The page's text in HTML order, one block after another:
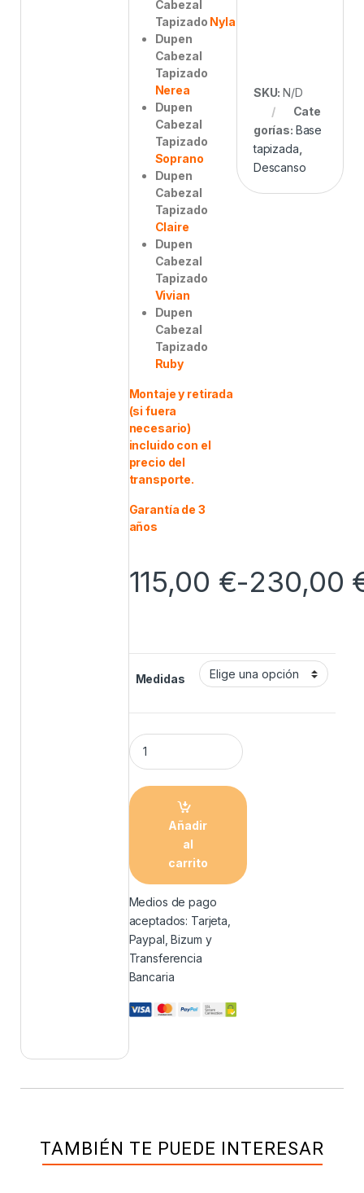
Cabezal
Tapizado Nyla
Dupen
Cabezal
Tapizado
Nerea
Dupen
Cabezal
Tapizado
Soprano
Dupen
Cabezal
Tapizado
Claire
Dupen
Cabezal
Tapizado
Vivian
Dupen
Cabezal
Tapizado
Ruby
Montaje y retirada
(si fuera
necesario)
incluido con el
precio del
transporte.
Garantía de 3
años
115,00 €-230,00
Medidas
Añadir
al
carrito
Medios de pago
aceptados: Tarjeta,
Paypal, Bizum y
Transferencia
Bancaria
SKU:N/D
Cate
gorías: Base
tapizada,
Descanso
TAMBIÉN TE PUEDE INTERESAR